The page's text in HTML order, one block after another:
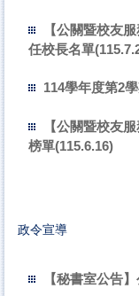
【公關暨校友
任校長名單
114學年度第2
【公關暨校友
榜單(115.6.16)
政令宣導
【秘書室公告